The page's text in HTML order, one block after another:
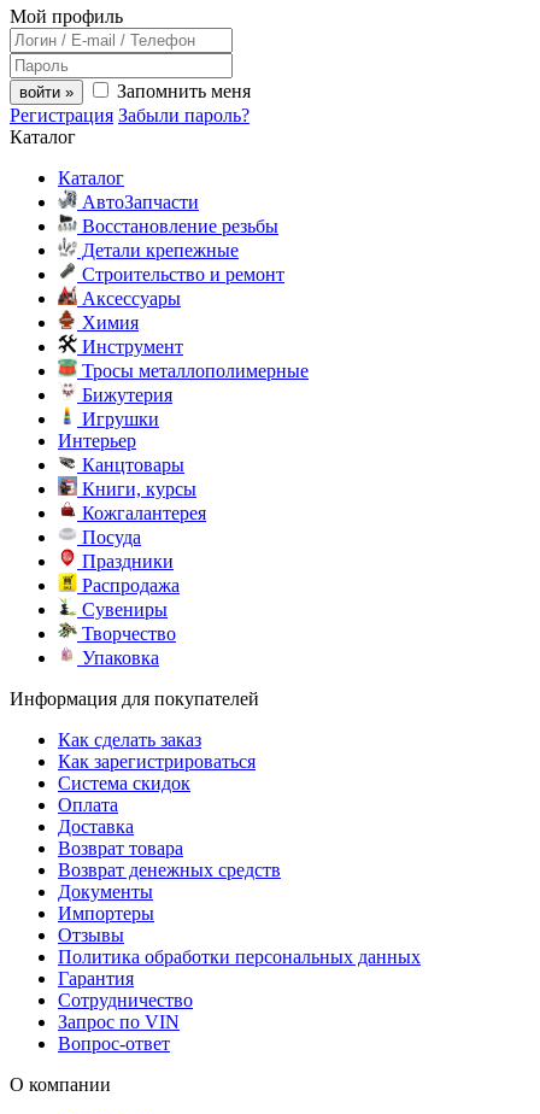
Мой профиль
войти »
Запомнить меня
Регистрация Забыли пароль?
Каталог
Каталог
АвтоЗапчасти
Восстановление резьбы
Детали крепежные
Строительство и ремонт
Аксессуары
Химия
Инструмент
Тросы металлополимерные
Бижутерия
Игрушки
Интерьер
Канцтовары
Книги, курсы
Кожгалантерея
Посуда
Праздники
Распродажа
Сувениры
Творчество
Упаковка
Информация для покупателей
Как сделать заказ
Как зарегистрироваться
Система скидок
Оплата
Доставка
Возврат товара
Возврат денежных средств
Документы
Импортеры
Отзывы
Политика обработки персональных данных
Гарантия
Сотрудничество
Запрос по VIN
Вопрос-ответ
О компании